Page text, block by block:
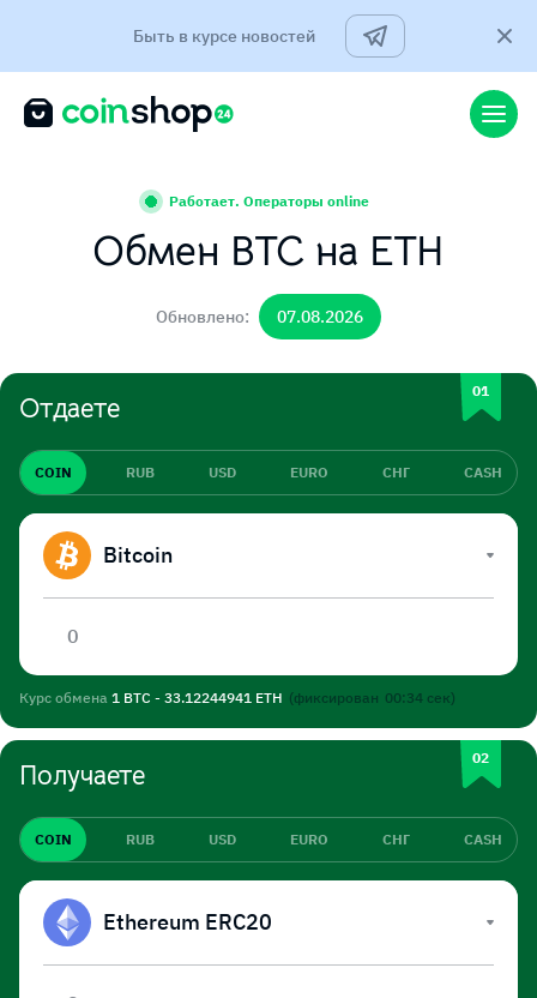
Быть в курсе новостей
Работает. Операторы online
Обмен BTC на ETH
Обновлено: 07.08.2026
Отдаете
COIN RUB USD EURO СНГ CASH
Bitcoin
Курс обмена 1 BTC - 33.12244941 ETH (фиксирован 00:34сек)
Получаете
COIN RUB USD EURO СНГ CASH
Ethereum ERC20